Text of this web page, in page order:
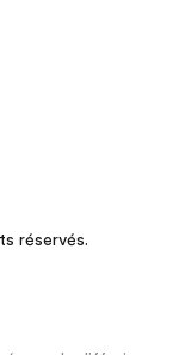
réservés.